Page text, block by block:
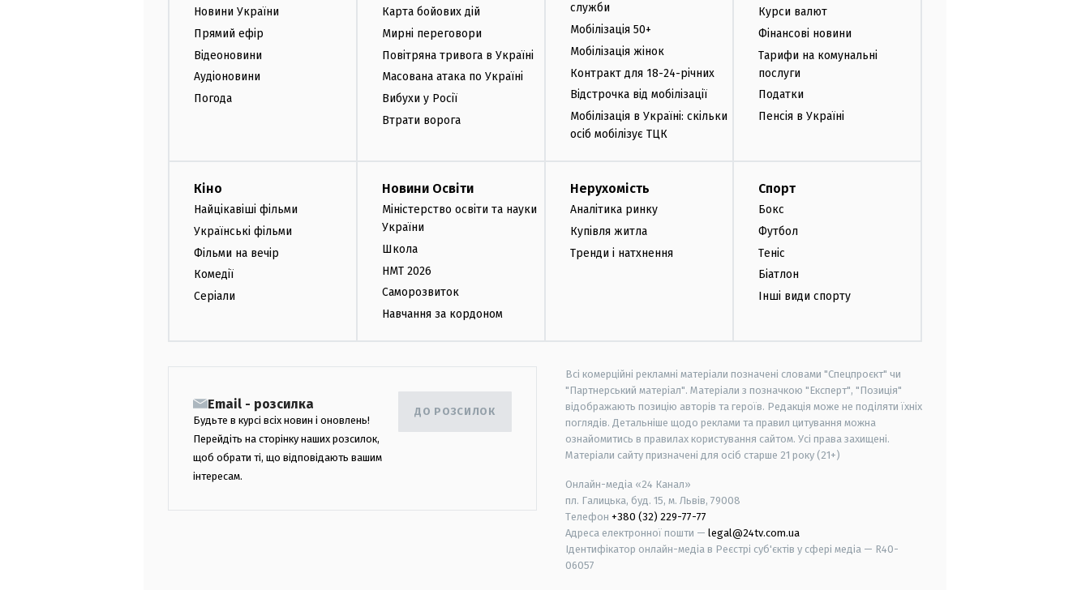
Новини України
Прямий ефір
Відеоновини
Аудіоновини
Погода
Карта бойових дій
Мирні переговори
Повітряна тривога в Україні
Масована атака по Україні
Вибухи у Росії
Втрати ворога
служби
Мобілізація 50+
Мобілізація жінок
Контракт для 18-24-річних
Відстрочка від мобілізації
Мобілізація в Україні: скільки
осіб мобілізує ТЦК
Курси валют
Фінансові новини
Тарифи на комунальні
послуги
Податки
Пенсія в Україні
Кіно
Найцікавіші фільми
Українські фільми
Фільми на вечір
Комедії
Серіали
Новини Освіти
Міністерство освіти та науки
України
Школа
НМТ 2026
Саморозвиток
Навчання за кордоном
Нерухомість
Аналітика ринку
Купівля житла
Тренди і натхнення
Спорт
Бокс
Футбол
Теніс
Біатлон
Інші види спорту
Email - розсилка
Будьте в курсі всіх новин і оновлень!
Перейдіть на сторінку наших розсилок,
щоб обрати ті, що відповідають вашим
інтересам.
ДО РОЗСИЛОК
Всі комерційні рекламні матеріали позначені словами "Спецпроєкт" чи
"Партнерський матеріал". Матеріали з позначкою "Експерт", "Позиція"
відображають позицію авторів та героїв. Редакція може не поділяти їхніх
поглядів. Детальніше щодо реклами та правил цитування можна
ознайомитись в правилах користування сайтом. Усі права захищені.
Матеріали сайту призначені для осіб старше 21 року (21+)
Онлайн-медіа «24 Канал»
пл. Галицька, буд. 15, м. Львів, 79008
Телефон +380 (32) 229-77-77
Адреса електронної пошти — legal@24tv.com.ua
Ідентифікатор онлайн-медіа в Реєстрі суб'єктів у сфері медіа — R40-
06057